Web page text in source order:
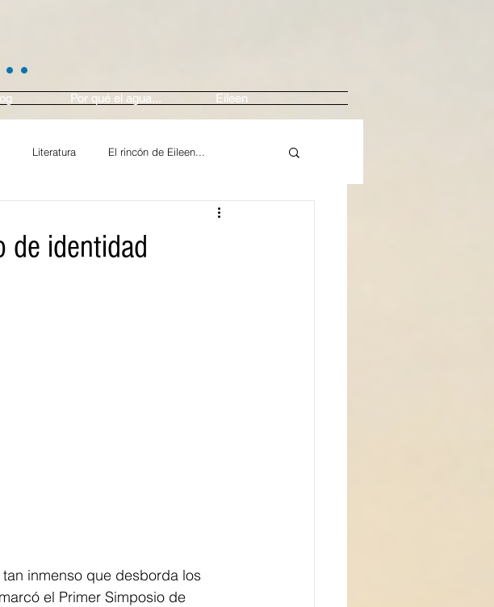
Por qué el agua... Eileen
Literatura El rincón de Eileen...
de identidad
inmenso que desborda los
el Primer Simposio de